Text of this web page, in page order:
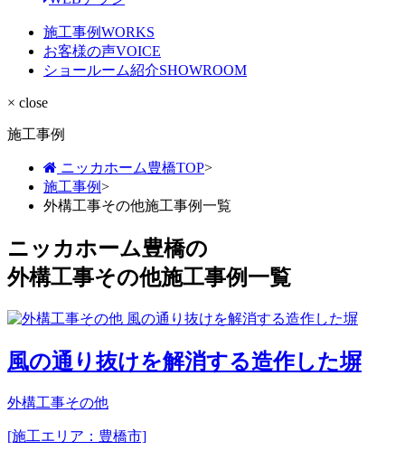
施工事例WORKS
お客様の声VOICE
ショールーム紹介SHOWROOM
× close
施工事例
ニッカホーム豊橋TOP>
施工事例>
外構工事その他施工事例一覧
ニッカホーム豊橋の
外構工事その他施工事例一覧
風の通り抜けを解消する造作した塀
外構工事その他
[施工エリア：豊橋市]